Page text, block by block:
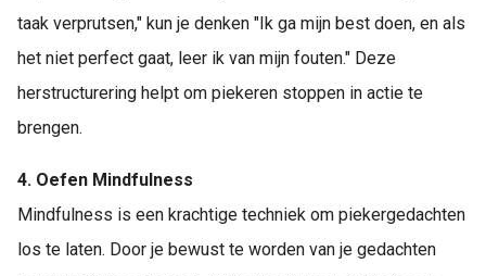
taak verprutsen," kun je denken "Ik ga mijn best doen, en als
het niet perfect gaat, leer ik van mijn fouten." Deze
herstructurering helpt om piekeren stoppen in actie te
brengen.
4. Oefen Mindfulness
Mindfulness is een krachtige techniek om piekergedachten
los te laten. Door je bewust te worden van je gedachten